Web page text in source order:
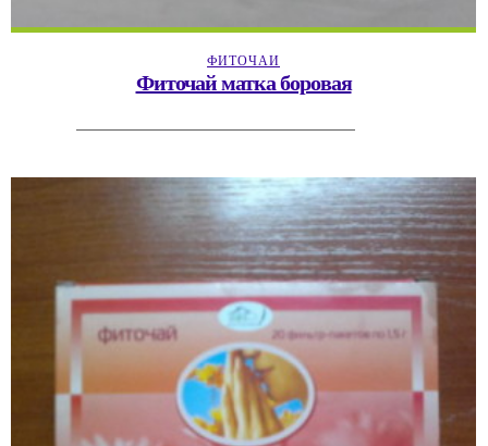
ФИТОЧАИ
Фиточай матка боровая